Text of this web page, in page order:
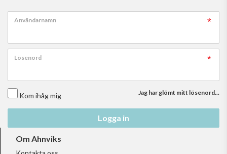
Användarnamn
Lösenord
Kom ihåg mig Jag har glömt mitt lösenord...
Logga in
Om Ahnviks